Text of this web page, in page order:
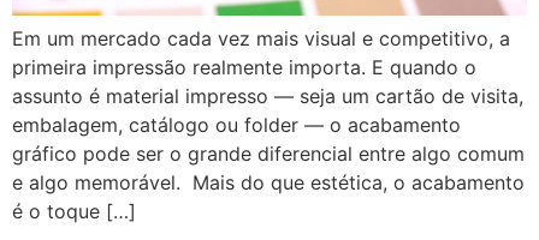
Em um mercado cada vez mais visual e competitivo, a
primeira impressão realmente importa. E quando o
assunto é material impresso — seja um cartão de visita,
embalagem, catálogo ou folder — o acabamento
gráfico pode ser o grande diferencial entre algo comum
e algo memorável. Mais do que estética, o acabamento
é o toque […]